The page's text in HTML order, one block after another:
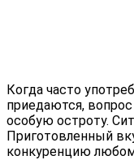
Когда часто
приедаются,
особую остроту.
Приготовленный
конкуренцию